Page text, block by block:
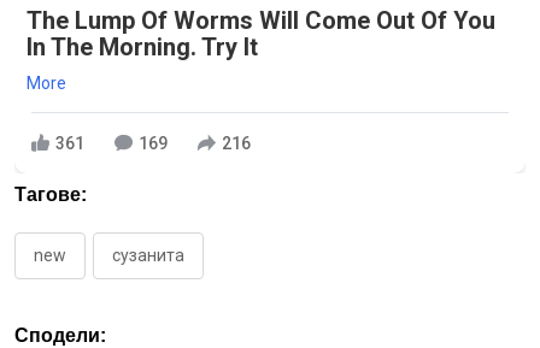
The Lump Of Worms Will Come Out Of You
In The Morning. Try It
More
361 169 216
Тагове:
new сузанита
Сподели: